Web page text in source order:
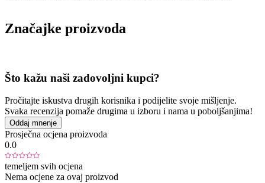
Značajke proizvoda
Što kažu naši zadovoljni kupci?
Pročitajte iskustva drugih korisnika i podijelite svoje mišljenje.
Svaka recenzija pomaže drugima u izboru i nama u poboljšanjima!
Oddaj mnenje
Prosječna ocjena proizvoda
0.0
temeljem svih ocjena
Nema ocjene za ovaj proizvod